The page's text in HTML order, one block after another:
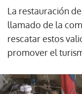
La restauración
llamado de la
rescatar estos
promover el